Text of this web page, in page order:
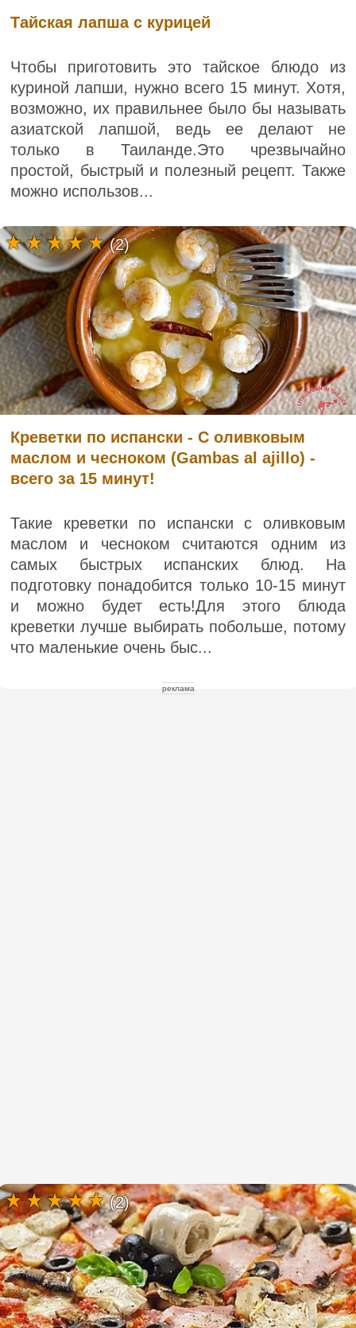
Тайская лапша с курицей
Чтобы приготовить это тайское блюдо из
куриной лапши, нужно всего 15 минут. Хотя,
возможно, их правильнее было бы называть
азиатской лапшой, ведь ее делают не
только в Таиланде.Это чрезвычайно
простой, быстрый и полезный рецепт. Также
можно использов...
Креветки по испански - С оливковым
маслом и чесноком (Gambas al ajillo) -
всего за 15 минут!
Такие креветки по испански с оливковым
маслом и чесноком считаются одним из
самых быстрых испанских блюд. На
подготовку понадобится только 10-15 минут
и можно будет есть!Для этого блюда
креветки лучше выбирать побольше, потому
что маленькие очень быс...
(2)
реклама
(2)